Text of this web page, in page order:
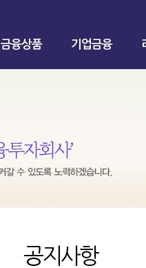
금융상품 기업금융
공지사항